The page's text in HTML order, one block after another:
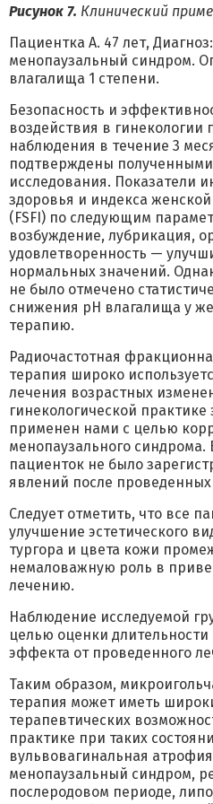
Рисунок 7. Клинический
Пациентка А. 47 лет,
менопаузальный синдром.
влагалища 1 степени.
Безопасность и
воздействия в гинекологии
наблюдения в течение 3
подтверждены полученными
исследования. Показатели
здоровья и индекса
(FSFI) по следующим
возбуждение, лубрикация,
удовлетворенность —
нормальных значений.
не было отмечено
снижения рН влагалища у
терапию.
Радиочастотная
терапия широко
лечения возрастных
гинекологической
применен нами с целью
менопаузального синдрома.
пациенток не было
явлений после
Следует отметить, что все
улучшение эстетического
тургора и цвета кожи
немаловажную роль в
лечению.
Наблюдение исследуемой
целью оценки длительности
эффекта от проведенного
Таким образом,
терапия может иметь
терапевтических
практике при таких
вульвовагинальная
менопаузальный синдром,
послеродовом периоде,